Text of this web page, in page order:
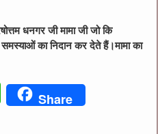
धनगर जीमामा जी जो कि
का निदान कर देते हैं।मामा का
W
Share